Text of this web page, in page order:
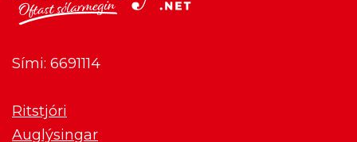
Sími: 6691114
Ritstjóri
Auglýsingar